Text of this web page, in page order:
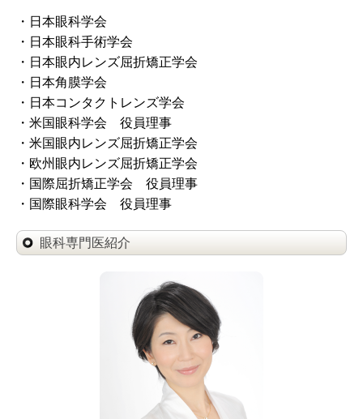
・日本眼科学会
・日本眼科手術学会
・日本眼内レンズ屈折矯正学会
・日本角膜学会
・日本コンタクトレンズ学会
・米国眼科学会 役員理事
・米国眼内レンズ屈折矯正学会
・欧州眼内レンズ屈折矯正学会
・国際屈折矯正学会 役員理事
・国際眼科学会 役員理事
眼科専門医紹介